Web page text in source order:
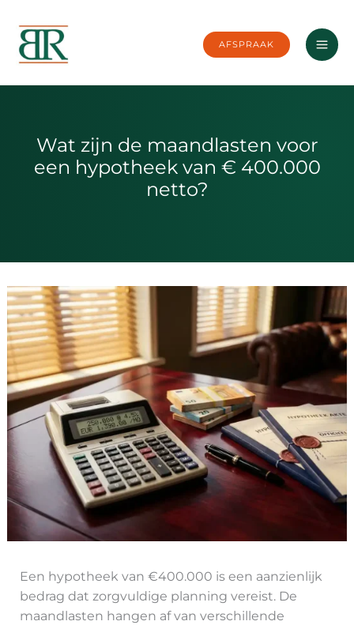
naar
inhoud
AFSPRAAK
Wat zijn de maandlasten voor
een hypotheek van € 400.000
netto?
Een hypotheek van €400.000 is een aanzienlijk
bedrag dat zorgvuldige planning vereist. De
maandlasten hangen af van verschillende